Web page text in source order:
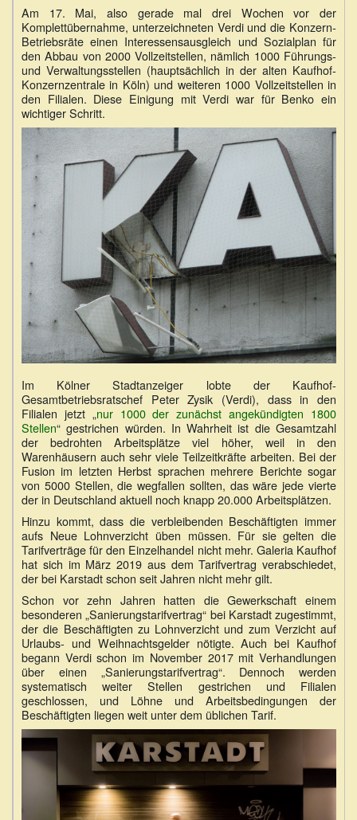
Am 17. Mai, also gerade mal drei Wochen vor der
Komplettübernahme, unterzeichneten Verdi und die Konzern-
Betriebsräte einen Interessensausgleich und Sozialplan für
den Abbau von 2000 Vollzeitstellen, nämlich 1000 Führungs-
und Verwaltungsstellen (hauptsächlich in der alten Kaufhof-
Konzernzentrale in Köln) und weiteren 1000 Vollzeitstellen in
den Filialen. Diese Einigung mit Verdi war für Benko ein
wichtiger Schritt.
Im Kölner Stadtanzeiger lobte der Kaufhof-
Gesamtbetriebsratschef Peter Zysik (Verdi), dass in den
Filialen jetzt „nur 1000 der zunächst angekündigten 1800
Stellen“ gestrichen würden. In Wahrheit ist die Gesamtzahl
der bedrohten Arbeitsplätze viel höher, weil in den
Warenhäusern auch sehr viele Teilzeitkräfte arbeiten. Bei der
Fusion im letzten Herbst sprachen mehrere Berichte sogar
von 5000 Stellen, die wegfallen sollten, das wäre jede vierte
der in Deutschland aktuell noch knapp 20.000 Arbeitsplätzen.
Hinzu kommt, dass die verbleibenden Beschäftigten immer
aufs Neue Lohnverzicht üben müssen. Für sie gelten die
Tarifverträge für den Einzelhandel nicht mehr. Galeria Kaufhof
hat sich im März 2019 aus dem Tarifvertrag verabschiedet,
der bei Karstadt schon seit Jahren nicht mehr gilt.
Schon vor zehn Jahren hatten die Gewerkschaft einem
besonderen „Sanierungstarifvertrag“ bei Karstadt zugestimmt,
der die Beschäftigten zu Lohnverzicht und zum Verzicht auf
Urlaubs- und Weihnachtsgelder nötigte. Auch bei Kaufhof
begann Verdi schon im November 2017 mit Verhandlungen
über einen „Sanierungstarifvertrag“. Dennoch werden
systematisch weiter Stellen gestrichen und Filialen
geschlossen, und Löhne und Arbeitsbedingungen der
Beschäftigten liegen weit unter dem üblichen Tarif.